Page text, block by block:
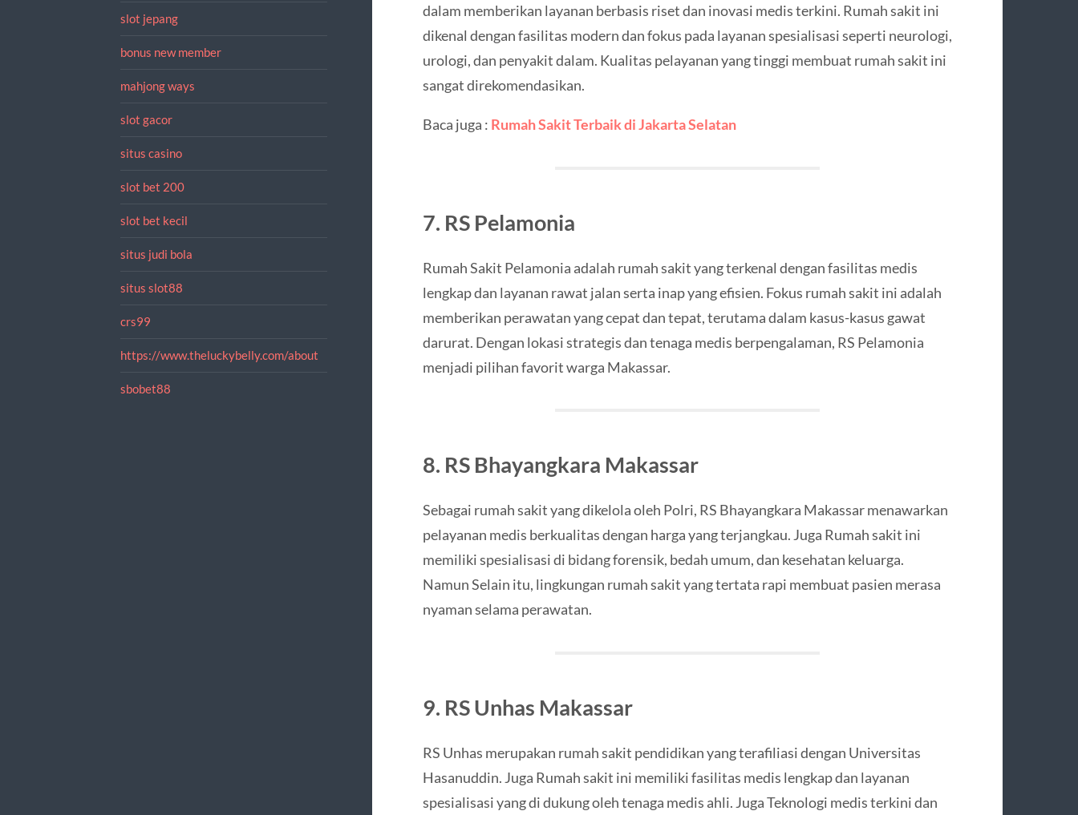
slot jepang
bonus new member
mahjong ways
slot gacor
situs casino
slot bet 200
slot bet kecil
situs judi bola
situs slot88
crs99
https://www.theluckybelly.com/about
sbobet88
dalam memberikan layanan berbasis riset dan inovasi medis terkini. Rumah sakit ini
dikenal dengan fasilitas modern dan fokus pada layanan spesialisasi seperti neurologi,
urologi, dan penyakit dalam. Kualitas pelayanan yang tinggi membuat rumah sakit ini
sangat direkomendasikan.
Baca juga : Rumah Sakit Terbaik di Jakarta Selatan
7. RS Pelamonia
Rumah Sakit Pelamonia adalah rumah sakit yang terkenal dengan fasilitas medis
lengkap dan layanan rawat jalan serta inap yang efisien. Fokus rumah sakit ini adalah
memberikan perawatan yang cepat dan tepat, terutama dalam kasus-kasus gawat
darurat. Dengan lokasi strategis dan tenaga medis berpengalaman, RS Pelamonia
menjadi pilihan favorit warga Makassar.
8. RS Bhayangkara Makassar
Sebagai rumah sakit yang dikelola oleh Polri, RS Bhayangkara Makassar menawarkan
pelayanan medis berkualitas dengan harga yang terjangkau. Juga Rumah sakit ini
memiliki spesialisasi di bidang forensik, bedah umum, dan kesehatan keluarga.
Namun Selain itu, lingkungan rumah sakit yang tertata rapi membuat pasien merasa
nyaman selama perawatan.
9. RS Unhas Makassar
RS Unhas merupakan rumah sakit pendidikan yang terafiliasi dengan Universitas
Hasanuddin. Juga Rumah sakit ini memiliki fasilitas medis lengkap dan layanan
spesialisasi yang di dukung oleh tenaga medis ahli. Juga Teknologi medis terkini dan